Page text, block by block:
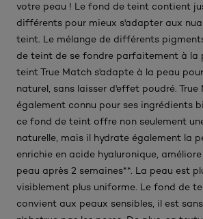
votre peau ! Le fond de teint contient
différents pour mieux s'adapter aux
teint. Le mélange de différents
de teint de se fondre parfaitement à la
teint True Match s'adapte à la peau
naturel, sans laisser d'effet poudré. True
également connu pour ses ingrédients
ce fond de teint offre non seulement
naturelle, mais il hydrate également la
enrichie en acide hyaluronique,
peau après 2 semaines**. La peau est
visiblement plus uniforme. Le fond de
convient aux peaux sensibles, il est